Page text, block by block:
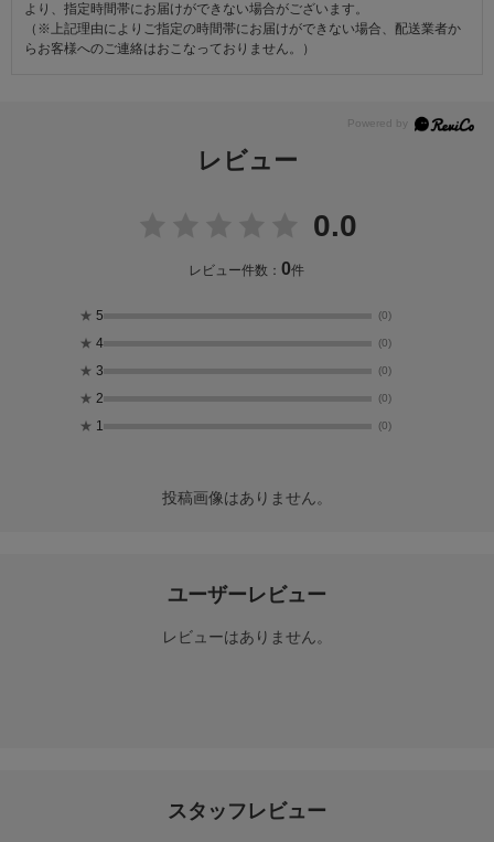
より、指定時間帯にお届けができない場合がございます。
（※上記理由によりご指定の時間帯にお届けができない場合、配送業者か
らお客様へのご連絡はおこなっておりません。）
レビュー
0.0
レビュー件数：0件
★ 5 (0)
★ 4 (0)
★ 3 (0)
★ 2 (0)
★ 1 (0)
投稿画像はありません。
ユーザーレビュー
レビューはありません。
スタッフレビュー